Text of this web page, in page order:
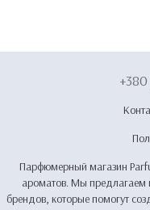
Парфюмерный магазин
ароматов. Мы предлагаем
брендов, которые помогут